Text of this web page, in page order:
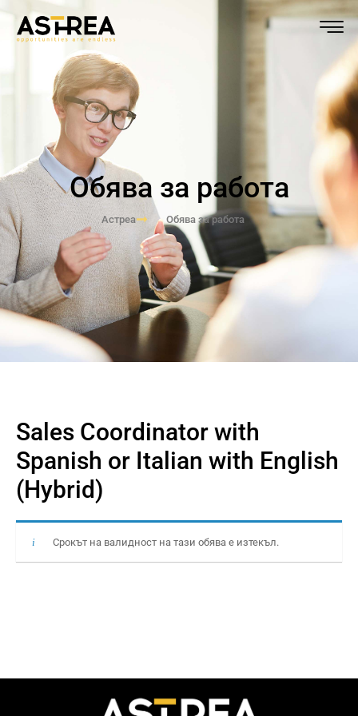
Обява за работа
Астреа Обява за работа
Sales Coordinator with
Spanish or Italian with English
(Hybrid)
Срокът на валидност на тази обява е изтекъл.